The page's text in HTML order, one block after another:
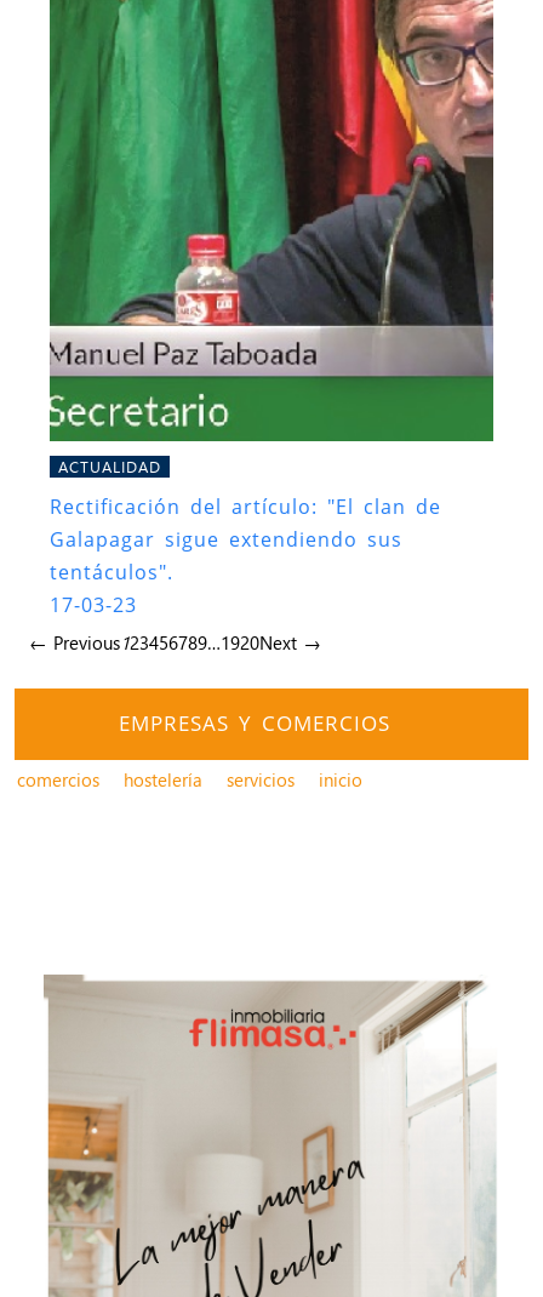
ACTUALIDAD
Rectificación del artículo: "El clan de
Galapagar sigue extendiendo sus
tentáculos".
17-03-23
← Previous123456789…1920Next →
EMPRESAS Y COMERCIOS
comercios hostelería servicios inicio